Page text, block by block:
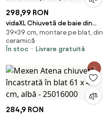
298,99 RON
vidaXL Chiuvetă de baie din
ceramică, pătrată, 39x39x13,5
cm, alb
39×39 cm, montare pe blat, din
ceramică
În stoc
Livrare gratuită
284,9 RON